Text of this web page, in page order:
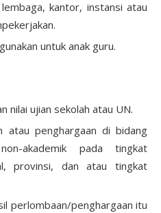
kantor, instansi atau
untuk anak guru.
nilai ujian sekolah atau UN.
atau penghargaan di bidang
akademik pada tingkat
provinsi, dan atau tingkat
perlombaan/penghargaan itu